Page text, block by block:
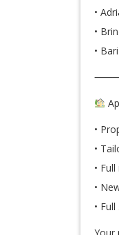
•
•
•
•
•
•
•
•